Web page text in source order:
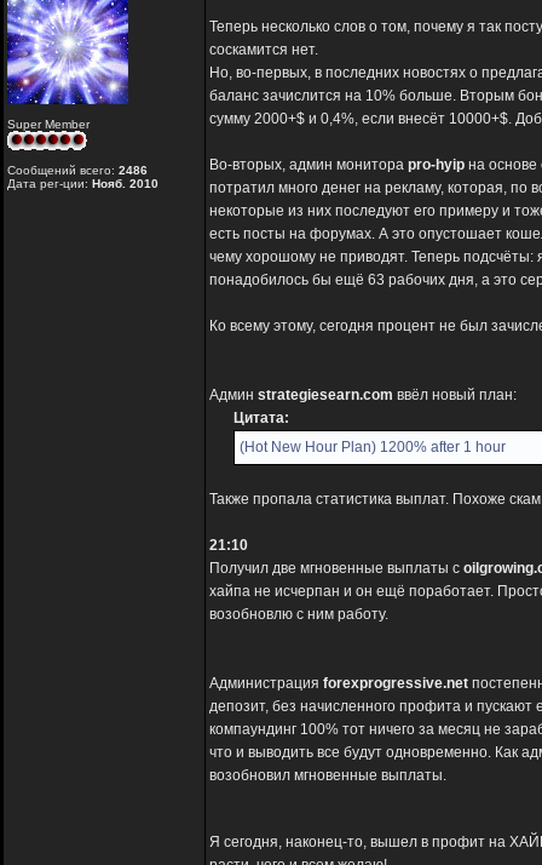
Super Member
Сообщений всего: 2486
Дата рег-ции: Нояб. 2010
Теперь несколько слов о том, почему я так
соскамится нет.
Но, во-первых, в последних новостях о
баланс зачислится на 10% больше. Вторым
сумму 2000+$ и 0,4%, если внесёт 10000+$.
Во-вторых, админ монитора pro-hyip на основе
потратил много денег на рекламу, которая, по
некоторые из них последуют его примеру и
есть посты на форумах. А это опустошает
чему хорошому не приводят. Теперь
понадобилось бы ещё 63 рабочих дня, а это
Ко всему этому, сегодня процент не был
Aдмин strategiesearn.com ввёл новый план:
Цитата:
(Hot New Hour Plan) 1200% after 1 hour
Также пропала статистика выплат. Похоже
21:10
Получил две мгновенные выплаты с
хайпа не исчерпан и он ещё поработает.
возобновлю с ним работу.
Администрация forexprogressive.net
депозит, без начисленного профита и пускают
компаундинг 100% тот ничего за месяц не
что и выводить все будут одновременно. Как
возобновил мгновенные выплаты.
Я сегодня, наконец-то, вышел в профит на